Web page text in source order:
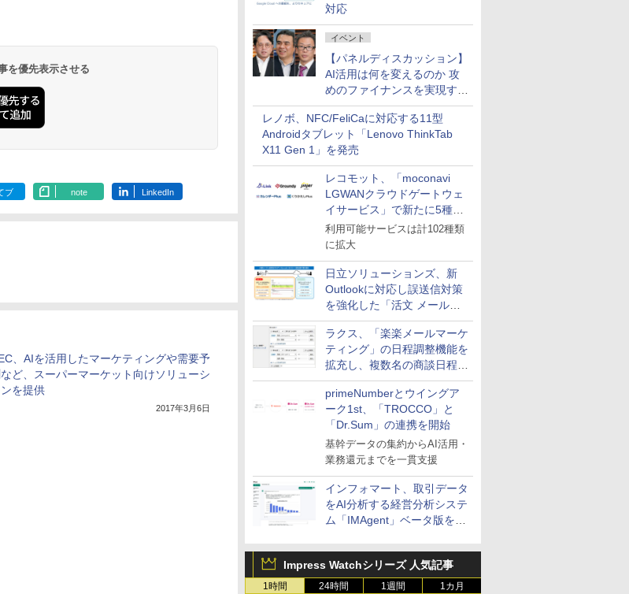
対応
イベント
【パネルディスカッション】
AI活用は何を変えるのか 攻
めのファイナンスを実現する
業務設計とマインドセット変
革
レノボ、NFC/FeliCaに対応する11型
Androidタブレット「Lenovo ThinkTab
X11 Gen 1」を発売
レコモット、「moconavi
LGWANクラウドゲートウェ
イサービス」で新たに5種類
のサービスと連携開始
利用可能サービスは計102種類
に拡大
日立ソリューションズ、新
Outlookに対応し誤送信対策
を強化した「活文 メール誤
送信防止アドインサービス」
を提供
ラクス、「楽楽メールマーケ
ティング」の日程調整機能を
拡充し、複数名の商談日程調
整を効率化
primeNumberとウイングア
ーク1st、「TROCCO」と
「Dr.Sum」の連携を開始
基幹データの集約からAI活用・
業務還元までを一貫支援
インフォマート、取引データ
をAI分析する経営分析システ
ム「IMAgent」ベータ版を提
Impress Watchシリーズ 人気記事
1時間 24時間 1週間 1カ月
を優先表示させる
ブ note LinkedIn
、AIを活用したマーケティングや需要予
ど、スーパーマーケット向けソリューシ
ンを提供
2017年3月6日